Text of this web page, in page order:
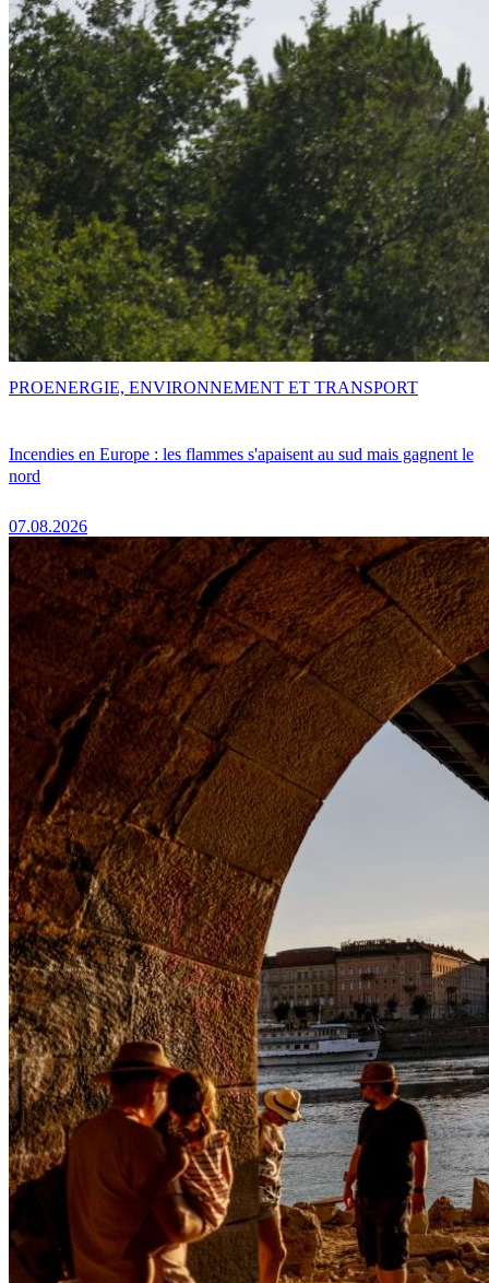
Incendies en Europe : les flammes s'apaisent au sud mais gagnent le
nord
07.08.2026
PROENERGIE, ENVIRONNEMENT ET TRANSPORT